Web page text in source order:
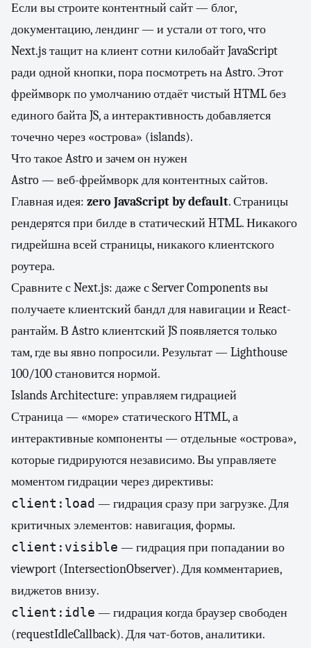
Если вы строите контентный сайт — блог,
документацию, лендинг — и устали от того, что
Next.js тащит на клиент сотни килобайт JavaScript
ради одной кнопки, пора посмотреть на Astro. Этот
фреймворк по умолчанию отдаёт чистый HTML без
единого байта JS, а интерактивность добавляется
точечно через «острова» (islands).
Что такое Astro и зачем он нужен
Astro — веб-фреймворк для контентных сайтов.
Главная идея: zero JavaScript by default. Страницы
рендерятся при билде в статический HTML. Никакого
гидрейшна всей страницы, никакого клиентского
роутера.
Сравните с Next.js: даже с Server Components вы
получаете клиентский бандл для навигации и React-
рантайм. В Astro клиентский JS появляется только
там, где вы явно попросили. Результат — Lighthouse
100/100 становится нормой.
Islands Architecture: управляем гидрацией
Страница — «море» статического HTML, а
интерактивные компоненты — отдельные «острова»,
которые гидрируются независимо. Вы управляете
моментом гидрации через директивы:
client:load — гидрация сразу при загрузке. Для
критичных элементов: навигация, формы.
client:visible — гидрация при попадании во
viewport (IntersectionObserver). Для комментариев,
виджетов внизу.
client:idle — гидрация когда браузер свободен
(requestIdleCallback). Для чат-ботов, аналитики.